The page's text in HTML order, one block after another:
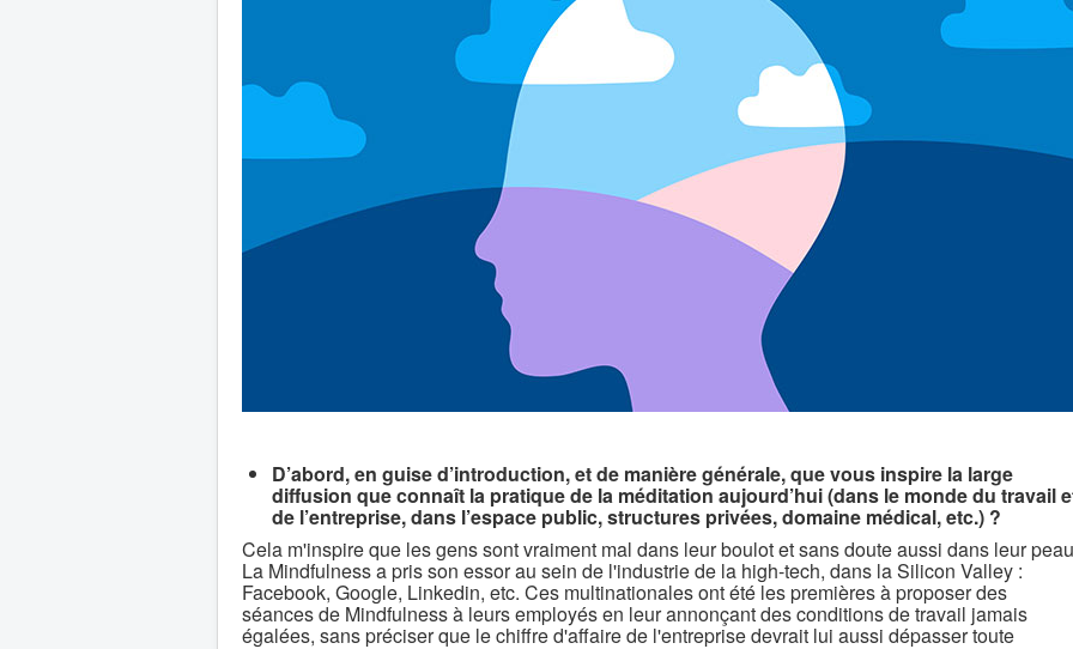
D’abord, en guise d’introduction, et de manière générale, que vous inspire la large
diffusion que connaît la pratique de la méditation aujourd’hui (dans le monde du travail
de l’entreprise, dans l’espace public, structures privées, domaine médical, etc.) ?
Cela m'inspire que les gens sont vraiment mal dans leur boulot et sans doute aussi dans leur
La Mindfulness a pris son essor au sein de l'industrie de la high-tech, dans la Silicon Valley :
Facebook, Google, Linkedin, etc. Ces multinationales ont été les premières à proposer des
séances de Mindfulness à leurs employés en leur annonçant des conditions de travail jamais
égalées, sans préciser que le chiffre d'affaire de l'entreprise devrait lui aussi dépasser toute